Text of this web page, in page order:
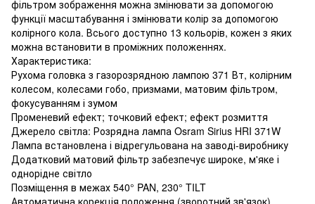
фільтром зображення можна змінювати за допомогою
функції масштабування і змінювати колір за допомогою
колірного кола. Всього доступно 13 кольорів, кожен з яких
можна встановити в проміжних положеннях.
Характеристика:
Рухома головка з газорозрядною лампою 371 Вт, колірним
колесом, колесами гобо, призмами, матовим фільтром,
фокусуванням і зумом
Променевий ефект; точковий ефект; ефект розмиття
Джерело світла: Розрядна лампа Osram Sirius HRI 371W
Лампа встановлена і відрегульована на заводі-виробнику
Додатковий матовий фільтр забезпечує широке, м'яке і
однорідне світло
Позміщення в межах 540° PAN, 230° TILT
Автоматична корекція положення (зворотний зв'язок)